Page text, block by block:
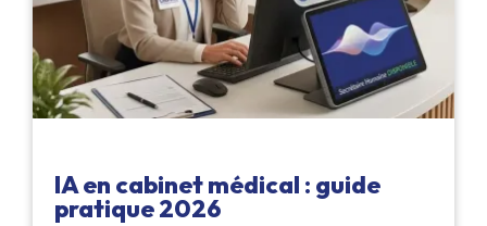
IA en cabinet médical : guide
pratique 2026